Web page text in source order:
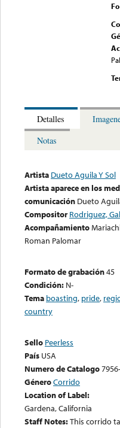
Detalles
Notas
Artista Dueto Aguila Y Sol
Artista aparece en los
comunicación Dueto
Compositor Rodriguez,
Acompañamiento
Roman Palomar
Formato de grabación45
Condición: N-
Tema boasting, pride,
country
Sello Peerless
País USA
Numero de Catalogo
GéneroCorrido
Location of Label:
Gardena, California
Staff Notes:This corrido